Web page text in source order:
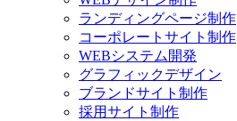
ランディングページ制作
コーポレートサイト制作
WEBシステム開発
グラフィックデザイン
ブランドサイト制作
採用サイト制作